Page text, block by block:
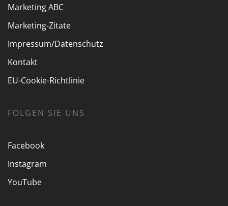
Marketing ABC
Marketing-Zitate
Impressum/Datenschutz
Kontakt
EU-Cookie-Richtlinie
FOLGEN SIE UNS
Facebook
Instagram
YouTube